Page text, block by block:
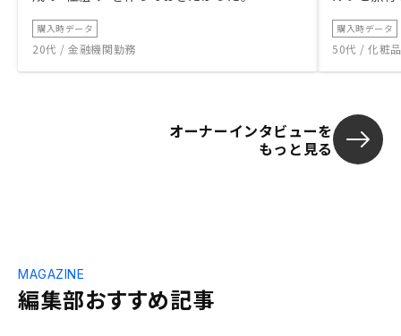
購入時データ
20代 / 金融機関勤務
購入時データ
50代 / 化粧
オーナーインタビューを
もっと見る
編集部おすすめ記事
MAGAZINE